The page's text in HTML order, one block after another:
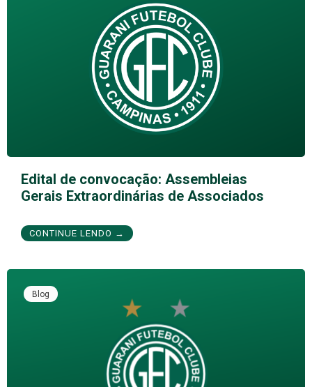
Edital de convocação: Assembleias
Gerais Extraordinárias de Associados
CONTINUE LENDO →
Blog